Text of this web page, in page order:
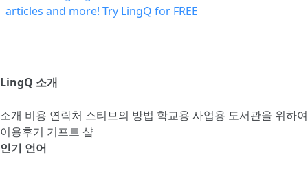
LingQ 소개
소개 비용 연락처 스티브의 방법 학교용 사업용 도서관을 위하여
이용후기 기프트 샵
인기 언어